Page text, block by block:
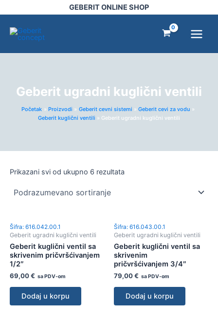
na
sadržaj
GEBERIT ONLINE SHOP
Menu
Geberit ugradni kuglični ventili
Početak Proizvodi Geberit cevni sistemi
Geberit cevi za vodu
Geberit kuglični ventili
Geberit ugradni kuglični ventili
Prikazani svi od ukupno 6 rezultata
Šifra: 616.042.00.1
Geberit ugradni kuglični ventili
Geberit kuglični ventil sa
skrivenim pričvršćivanjem
1/2″
69,00€ sa PDV-om
Dodaj u korpu
Šifra: 616.043.00.1
Geberit ugradni kuglični ventili
Geberit kuglični ventil sa
skrivenim
pričvršćivanjem 3/4″
79,00€ sa PDV-om
Dodaj u korpu